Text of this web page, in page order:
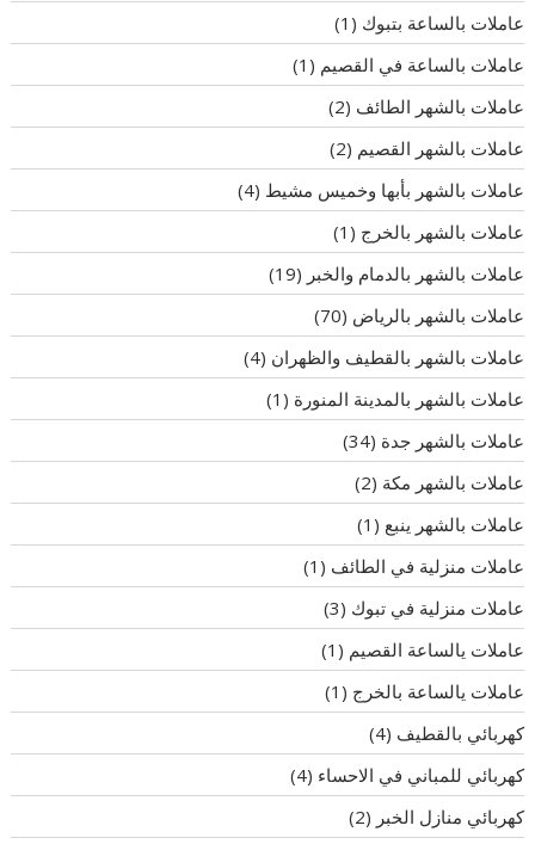
عاملات بالساعة بتبوك (1)
عاملات بالساعة في القصيم (1)
عاملات بالشهر الطائف (2)
عاملات بالشهر القصيم (2)
عاملات بالشهر بأبها وخميس مشيط (4)
عاملات بالشهر بالخرج (1)
عاملات بالشهر بالدمام والخبر (19)
عاملات بالشهر بالرياض (70)
عاملات بالشهر بالقطيف والظهران (4)
عاملات بالشهر بالمدينة المنورة (1)
عاملات بالشهر جدة (34)
عاملات بالشهر مكة (2)
عاملات بالشهر ينبع (1)
عاملات منزلية في الطائف (1)
عاملات منزلية في تبوك (3)
عاملات يالساعة القصيم (1)
عاملات يالساعة بالخرج (1)
كهربائي بالقطيف (4)
كهربائي للمباني في الاحساء (4)
كهربائي منازل الخبر (2)